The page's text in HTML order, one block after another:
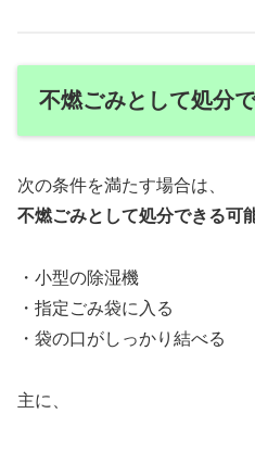
不燃ごみとして処分
次の条件を満たす場合は、
不燃ごみとして処分できる可
・小型の除湿機
・指定ごみ袋に入る
・袋の口がしっかり結べる
主に、